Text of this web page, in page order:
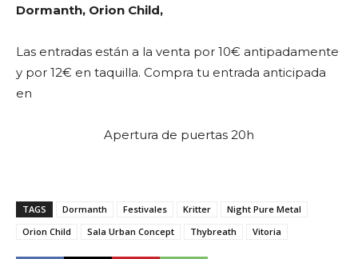
Dormanth, Orion Child,
Las entradas están a la venta por 10€ antipadamente
y por 12€ en taquilla. Compra tu entrada anticipada
en
Apertura de puertas 20h
TAGS Dormanth Festivales Kritter
Night Pure Metal
Orion Child
Sala Urban Concept Thybreath Vitoria